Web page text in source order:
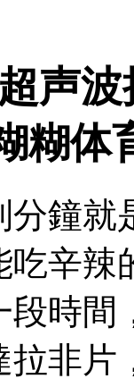
声
糊体
分鐘
辛辣
段時
拉非